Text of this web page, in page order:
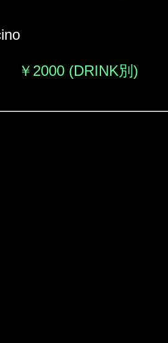
2000 (DRINK別)